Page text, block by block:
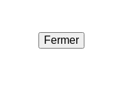
Fermer